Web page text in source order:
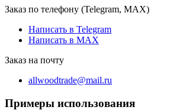
Заказ по телефону (Telegram, MAX)
Написать в Telegram
Написать в MAX
Заказ на почту
allwoodtrade@mail.ru
Примеры использования